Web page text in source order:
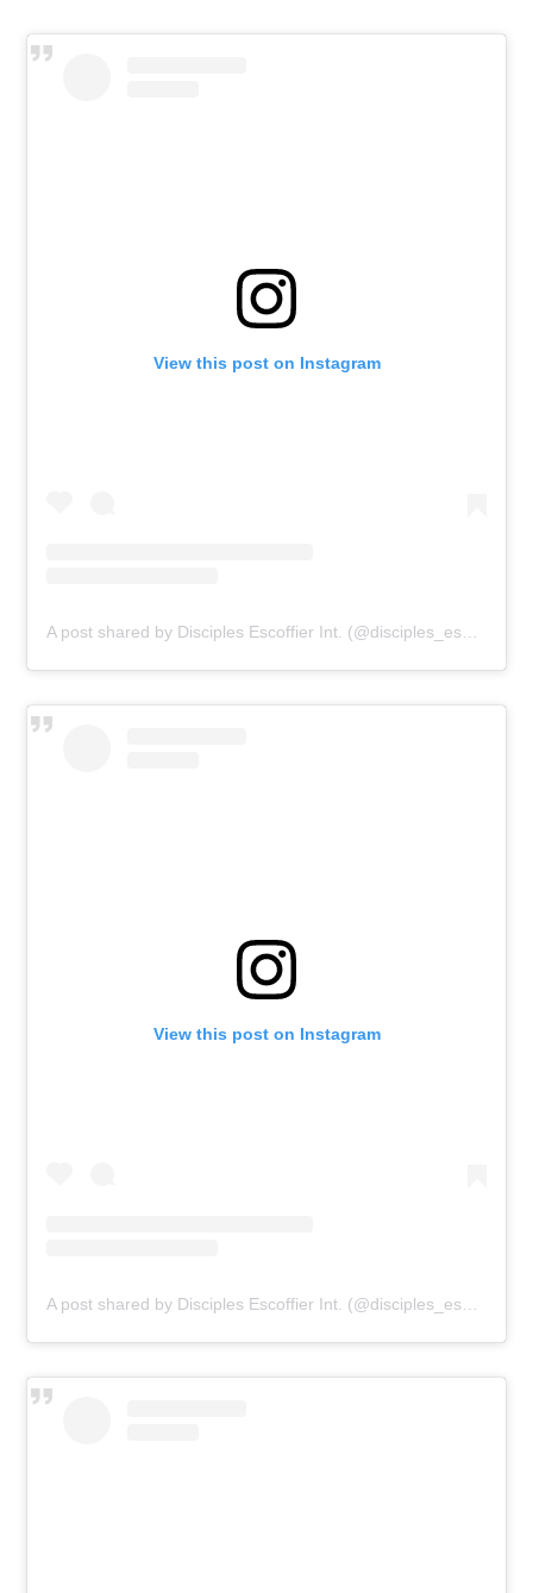
View this post on Instagram
A post shared by Disciples Escoffier Int. (@disciples_escoffier_int)
View this post on Instagram